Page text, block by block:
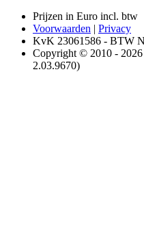
Prijzen in Euro incl. btw
Voorwaarden | Privacy
KvK 23061586 - BTW
Copyright © 2010 -
2.03.9670)